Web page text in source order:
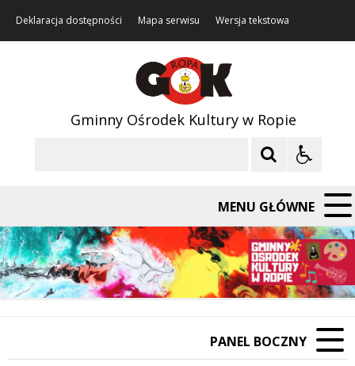
Deklaracja dostępności Mapa serwisu Wersja tekstowa
Gminny Ośrodek Kultury w Ropie
MENU GŁÓWNE
PANEL BOCZNY